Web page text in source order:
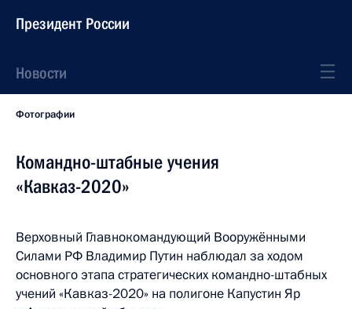
Президент России
Новости
Фотографии
Командно-штабные учения
«Кавказ-2020»
Верховный Главнокомандующий Вооружёнными
Силами РФ Владимир Путин наблюдал за ходом
основного этапа стратегических командно-штабных
учений «Кавказ-2020» на полигоне Капустин Яр